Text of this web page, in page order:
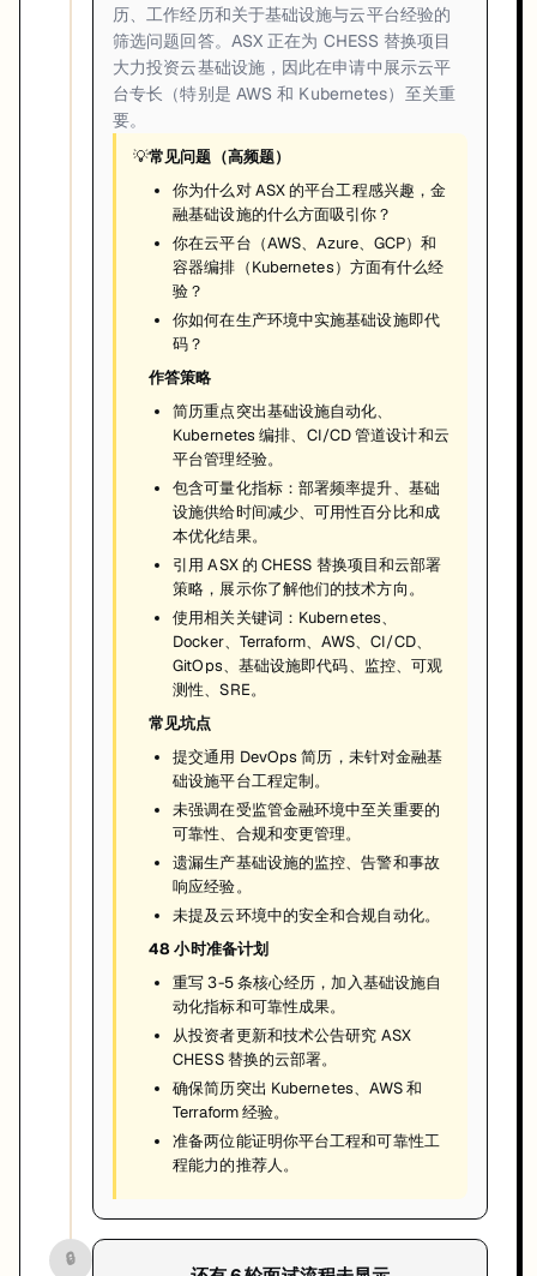
历、工作经历和关于基础设施与云平台经验的
筛选问题回答。ASX 正在为 CHESS 替换项目
大力投资云基础设施，因此在申请中展示云平
台专长（特别是 AWS 和 Kubernetes）至关重
要。
💡常见问题（高频题）
你为什么对 ASX 的平台工程感兴趣，金
融基础设施的什么方面吸引你？
你在云平台（AWS、Azure、GCP）和
容器编排（Kubernetes）方面有什么经
验？
你如何在生产环境中实施基础设施即代
码？
作答策略
简历重点突出基础设施自动化、
Kubernetes 编排、CI/CD 管道设计和云
平台管理经验。
包含可量化指标：部署频率提升、基础
设施供给时间减少、可用性百分比和成
本优化结果。
引用 ASX 的 CHESS 替换项目和云部署
策略，展示你了解他们的技术方向。
使用相关关键词：Kubernetes、
Docker、Terraform、AWS、CI/CD、
GitOps、基础设施即代码、监控、可观
测性、SRE。
常见坑点
提交通用 DevOps 简历，未针对金融基
础设施平台工程定制。
未强调在受监管金融环境中至关重要的
可靠性、合规和变更管理。
遗漏生产基础设施的监控、告警和事故
响应经验。
未提及云环境中的安全和合规自动化。
48 小时准备计划
重写 3-5 条核心经历，加入基础设施自
动化指标和可靠性成果。
从投资者更新和技术公告研究 ASX
CHESS 替换的云部署。
确保简历突出 Kubernetes、AWS 和
Terraform 经验。
准备两位能证明你平台工程和可靠性工
程能力的推荐人。
🔒